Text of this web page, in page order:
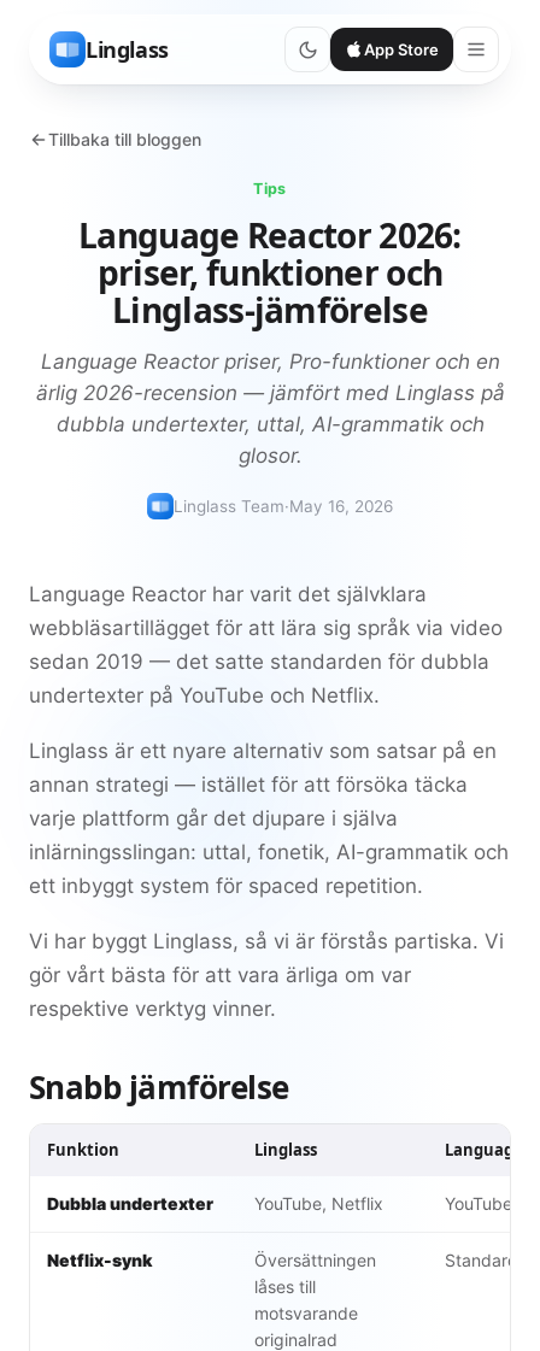
Linglass App Store
Tillbaka till bloggen
Tips
Language Reactor 2026:
priser, funktioner och
Linglass-jämförelse
Language Reactor priser, Pro-funktioner och en
ärlig 2026-recension — jämfört med Linglass på
dubbla undertexter, uttal, AI-grammatik och
glosor.
Linglass Team·May 16, 2026
Language Reactor har varit det självklara
webbläsartillägget för att lära sig språk via video
sedan 2019 — det satte standarden för dubbla
undertexter på YouTube och Netflix.
Linglass är ett nyare alternativ som satsar på en
annan strategi — istället för att försöka täcka
varje plattform går det djupare i själva
inlärningsslingan: uttal, fonetik, AI-grammatik och
ett inbyggt system för spaced repetition.
Vi har byggt Linglass, så vi är förstås partiska. Vi
gör vårt bästa för att vara ärliga om var
respektive verktyg vinner.
Snabb jämförelse
Funktion Linglass Language
Dubbla undertexter YouTube, Netflix YouTube,
Netflix-synk
Översättningen
låses till
motsvarande
originalrad
Standard